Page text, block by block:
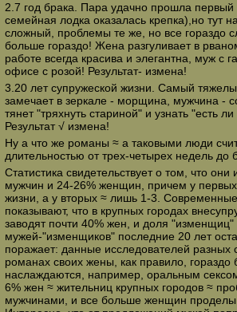
2.7 год брака. Пара удачно прошла первый
семейная лодка оказалась крепка),но тут
сложный, проблемы те же, но все гораздо
больше гораздо! Жена разгуливает в
работе всегда красива и элегантна, муж с
офисе с розой! Результат- измена!
3.20 лет супружеской жизни. Самый
замечает в зеркале - морщина, мужчина -
тянет "тряхнуть стариной" и узнать "есть
Результат √ измена!
Ну а что же романы ≈ а таковыми люди
длительностью от трех-четырех недель до
Статистика свидетельствует о том, что
мужчин и 24-26% женщин, причем у
жизни, а у вторых ≈ лишь 1-3.
показывают, что в крупных городах
заводят почти 40% жен, и доля
мужей-"изменщиков" последние 20 лет
поражает: данные исследователей разных
романах своих жены, как правило,
наслаждаются, например, оральным
6% жен ≈ жительниц крупных городов ≈
мужчинами, и все больше женщин